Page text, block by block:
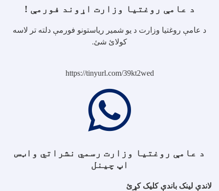
د عامې روغتیا وزارت اړوند فورمې !
د عامې روغتیا وزارت د یو شمیر ریاستونو فورمې دلته تر لاسه
کولائ شئ.
https://tinyurl.com/39kt2wed
د عامې روغتیا وزارت رسمي نشراتي واټس
اپ چینل
لاندې لینک باندې کلیک کړئ